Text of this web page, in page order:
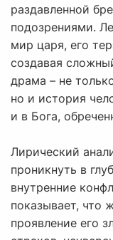
раздавленной
подозрениями.
мир царя, его
создавая
драма – не
но и история
и в Бога,
Лирический
проникнуть в
внутренние
показывает, что
проявление его